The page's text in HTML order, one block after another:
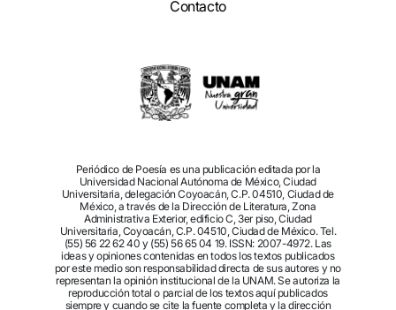
Contacto
Periódico de Poesía es una publicación editada por la
Universidad Nacional Autónoma de México, Ciudad
Universitaria, delegación Coyoacán, C.P. 04510, Ciudad de
México, a través de la Dirección de Literatura, Zona
Administrativa Exterior, edificio C, 3er piso, Ciudad
Universitaria, Coyoacán, C.P. 04510, Ciudad de México. Tel.
(55) 56 22 62 40 y (55) 56 65 04 19. ISSN: 2007-4972. Las
ideas y opiniones contenidas en todos los textos publicados
por este medio son responsabilidad directa de sus autores y no
representan la opinión institucional de la UNAM. Se autoriza la
reproducción total o parcial de los textos aquí publicados
siempre y cuando se cite la fuente completa y la dirección